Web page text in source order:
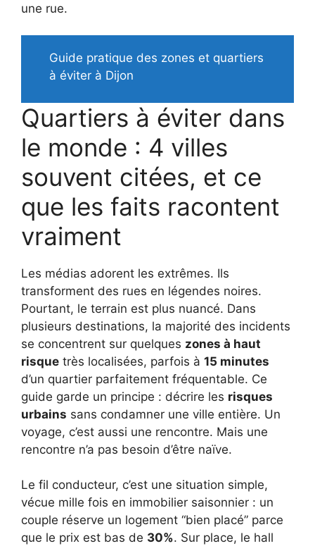
une rue.
Guide pratique des zones et quartiers
à éviter à Dijon
Quartiers à éviter dans
le monde : 4 villes
souvent citées, et ce
que les faits racontent
vraiment
Les médias adorent les extrêmes. Ils
transforment des rues en légendes noires.
Pourtant, le terrain est plus nuancé. Dans
plusieurs destinations, la majorité des incidents
se concentrent sur quelques zones à haut
risque très localisées, parfois à 15 minutes
d’un quartier parfaitement fréquentable. Ce
guide garde un principe : décrire les risques
urbains sans condamner une ville entière. Un
voyage, c’est aussi une rencontre. Mais une
rencontre n’a pas besoin d’être naïve.
Le fil conducteur, c’est une situation simple,
vécue mille fois en immobilier saisonnier : un
couple réserve un logement “bien placé” parce
que le prix est bas de 30%. Sur place, le hall